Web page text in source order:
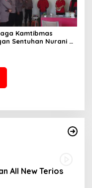
Kamtibmas
Sentuhan Nurani di
All New Terios